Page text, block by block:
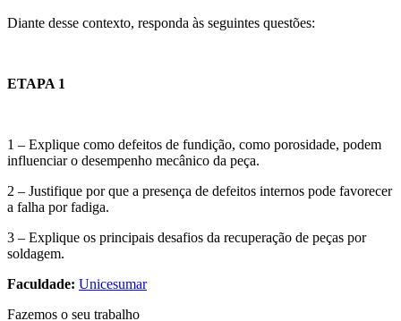
Diante desse contexto, responda às seguintes questões:
ETAPA 1
1 – Explique como defeitos de fundição, como porosidade, podem
influenciar o desempenho mecânico da peça.
2 – Justifique por que a presença de defeitos internos pode favorecer
a falha por fadiga.
3 – Explique os principais desafios da recuperação de peças por
soldagem.
Faculdade: Unicesumar
Fazemos o seu trabalho